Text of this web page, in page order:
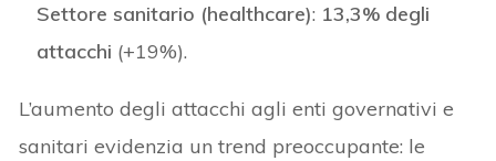
Settore sanitario (healthcare): 13,3% degli
attacchi (+19%).
L’aumento degli attacchi agli enti governativi e
sanitari evidenzia un trend preoccupante: le